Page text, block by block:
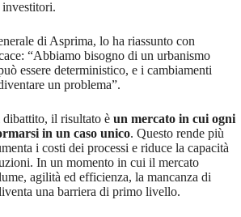
di Asprima, lo ha riassunto con
“Abbiamo bisogno di un urbanismo
essere deterministico, e i cambiamenti
un problema”.
dibattito, il risultato è un mercato in cui ogni
in un caso unico. Questo rende più
i costi dei processi e riduce la capacità
In un momento in cui il mercato
agilità ed efficienza, la mancanza di
una barriera di primo livello.